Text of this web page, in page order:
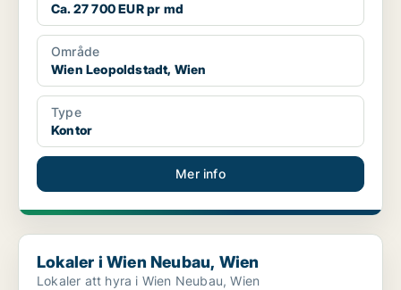
Ca. 27 700 EUR pr md
Område
Wien Leopoldstadt, Wien
Type
Kontor
Mer info
Lokaler i Wien Neubau, Wien
Lokaler i Wien Neubau, Wien
Lokaler att hyra i Wien Neubau, Wien